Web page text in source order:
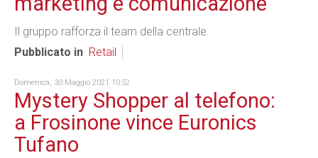
Il gruppo rafforza il team della centrale.
Pubblicato in Retail
Domenica, 30 Maggio 2021 10:52
Mystery Shopper al telefono:
a Frosinone vince Euronics
Tufano